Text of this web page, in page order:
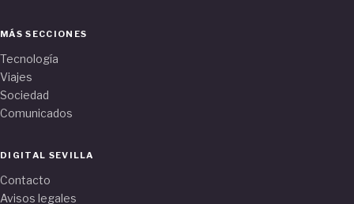
MÁS SECCIONES
Tecnología
Viajes
Sociedad
Comunicados
DIGITAL SEVILLA
Contacto
Avisos legales